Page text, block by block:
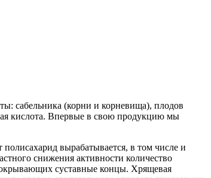
сабельника (корни и корневища), плодов
кислота. Впервые в свою продукцию мы
вырабатывается, в том числе и
снижения активности количество
суставные концы. Хрящевая